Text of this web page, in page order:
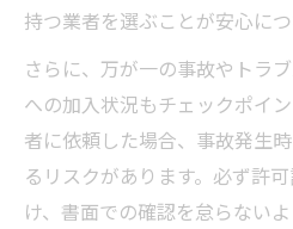
持つ業者を選ぶことが安心につ
さらに、万が一の事故やトラ
への加入状況もチェックポイ
者に依頼した場合、事故発生
るリスクがあります。必ず許
け、書面での確認を怠らないよ